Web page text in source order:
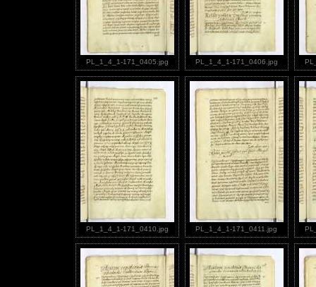
PL_1_4_1-171_0405.jpg PL_1_4_1-171_0406.jpg
PL_1_4_1-171_0410.jpg PL_1_4_1-171_0411.jpg